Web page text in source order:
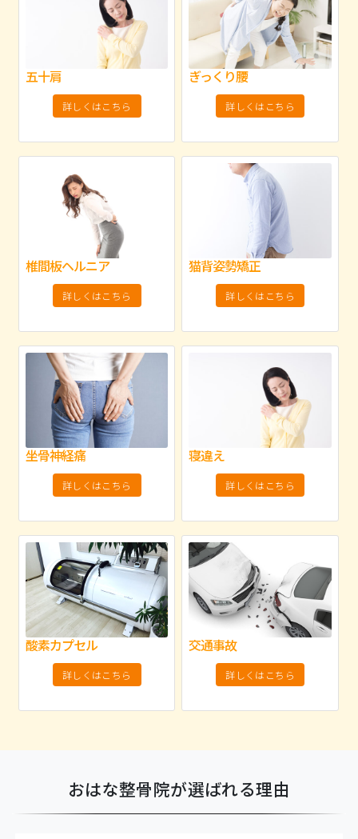
五十肩
詳しくはこちら
ぎっくり腰
詳しくはこちら
椎間板ヘルニア
詳しくはこちら
猫背姿勢矯正
詳しくはこちら
坐骨神経痛
詳しくはこちら
寝違え
詳しくはこちら
酸素カプセル
詳しくはこちら
交通事故
詳しくはこちら
おはな整骨院が選ばれる理由